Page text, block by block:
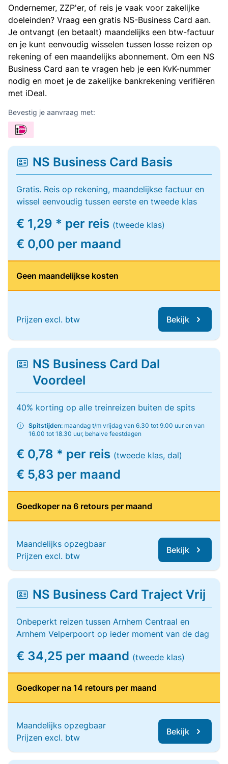
Ondernemer, ZZP'er, of reis je vaak voor zakelijke
doeleinden? Vraag een gratis NS-Business Card aan.
Je ontvangt (en betaalt) maandelijks een btw-factuur
en je kunt eenvoudig wisselen tussen losse reizen op
rekening of een maandelijks abonnement. Om een NS
Business Card aan te vragen heb je een KvK-nummer
nodig en moet je de zakelijke bankrekening verifiëren
met iDeal.
Bevestig je aanvraag met:
NS Business Card Basis
Gratis. Reis op rekening, maandelijkse factuur en
wissel eenvoudig tussen eerste en tweede klas
€ 1,29 * per reis (tweede klas)
€ 0,00 per maand
Geen maandelijkse kosten
Prijzen excl. btw Bekijk
NS Business Card Dal
Voordeel
40% korting op alle treinreizen buiten de spits
Spitstijden: maandag t/m vrijdag van 6.30 tot 9.00 uur en van
16.00 tot 18.30 uur, behalve feestdagen
€ 0,78 * per reis (tweede klas, dal)
€ 5,83 per maand
Goedkoper na 6 retours per maand
Maandelijks opzegbaar
Prijzen excl. btw
Bekijk
NS Business Card Traject Vrij
Onbeperkt reizen tussen Arnhem Centraal en
Arnhem Velperpoort op ieder moment van de dag
€ 34,25 per maand (tweede klas)
Goedkoper na 14 retours per maand
Maandelijks opzegbaar
Prijzen excl. btw
Bekijk